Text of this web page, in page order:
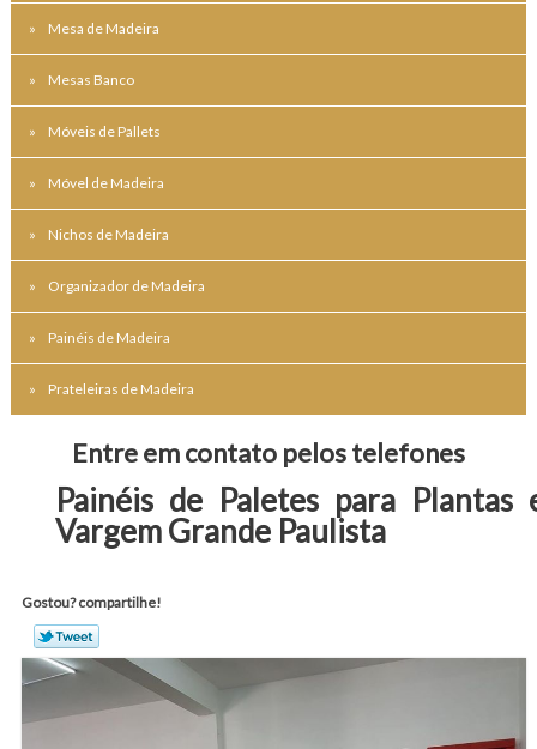
Mesa de Madeira
Mesas Banco
Móveis de Pallets
Móvel de Madeira
Nichos de Madeira
Organizador de Madeira
Painéis de Madeira
Prateleiras de Madeira
Entre em contato pelos telefones
Painéis de Paletes para Plantas
Vargem Grande Paulista
Gostou? compartilhe!